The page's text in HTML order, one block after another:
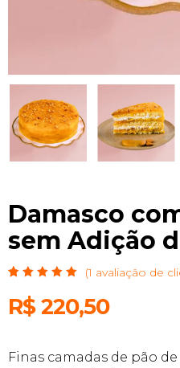
Damasco
sem Adição
como
5.00de
5, com
avaliação
de
(1 avaliação de
R$220,50
Finas camadas de pão